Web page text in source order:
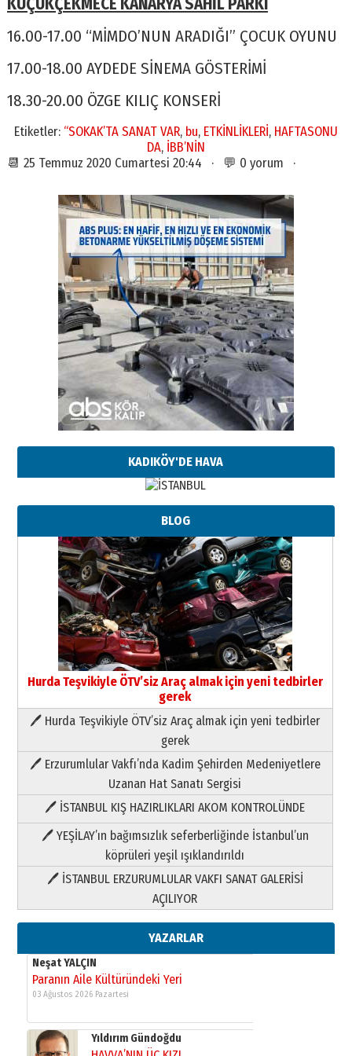
KÜÇÜKÇEKMECE KANARYA SAHİL PARKI
16.00-17.00 “MİMDO’NUN ARADIĞI” ÇOCUK OYUNU
17.00-18.00 AYDEDE SİNEMA GÖSTERİMİ
18.30-20.00 ÖZGE KILIÇ KONSERİ
Etiketler: “SOKAK’TA SANAT VAR, bu, ETKİNLİKLERİ, HAFTASONU
DA, İBB’NİN
📆 25 Temmuz 2020 Cumartesi 20:44 · 💬 0 yorum ·
KADIKÖY'DE HAVA
BLOG
Hurda Teşvikiyle ÖTV’siz Araç almak için yeni tedbirler
gerek
🖊 Hurda Teşvikiyle ÖTV’siz Araç almak için yeni tedbirler
gerek
🖊 Erzurumlular Vakfı’nda Kadim Şehirden Medeniyetlere
Uzanan Hat Sanatı Sergisi
🖊 İSTANBUL KIŞ HAZIRLIKLARI AKOM KONTROLÜNDE
🖊 YEŞİLAY’ın bağımsızlık seferberliğinde İstanbul’un
köprüleri yeşil ışıklandırıldı
🖊 İSTANBUL ERZURUMLULAR VAKFI SANAT GALERİSİ
AÇILIYOR
YAZARLAR
Paranın Aile Kültüründeki Yeri
03 Ağustos 2026 Pazartesi
Yıldırım Gündoğdu
HAVVA’NIN ÜÇ KIZI
09 Temmuz 2026 Perşembe
Yusuf POLAT
Şampiyonluk Sebahattin Şirin’e
yazar
11 Mayıs 2026 Pazartesi
Neşat YALÇIN
Paranın Aile Kültüründeki Yeri
03 Ağustos 2026 Pazartesi
Yıldırım Gündoğdu